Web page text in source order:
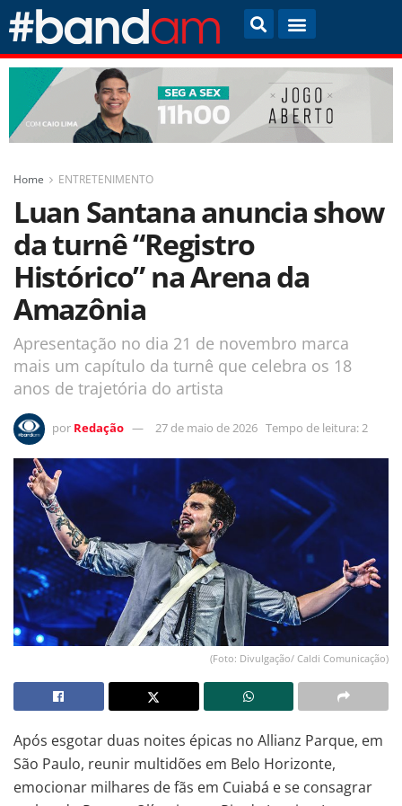
Home ENTRETENIMENTO
Luan Santana anuncia show
da turnê “Registro
Histórico” na Arena da
Amazônia
Apresentação no dia 21 de novembro marca
mais um capítulo da turnê que celebra os 18
anos de trajetória do artista
por Redação 27 de maio de 2026 Tempo de leitura: 2
(Foto: Divulgação/ Caldi Comunicação)
Após esgotar duas noites épicas no Allianz Parque, em
São Paulo, reunir multidões em Belo Horizonte,
emocionar milhares de fãs em Cuiabá e se consagrar